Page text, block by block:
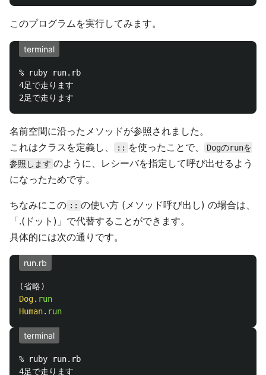
このプログラムを実行してみます。
terminal
% ruby run.rb
4足で走ります
名前空間に沿ったメソッドが参照されました。
これはクラスを定義し、
:: を使ったことで、
Dogのrunを
参照します のように、レシーバを指定して呼び出せるよう
になったためです。
ちなみにこの :: の使い方 (メソッド呼び出し) の場合は、
「.(ドット)」で代替することができます。
具体的には次の通りです。
run.rb
(省略)
Dog. run
Human. run
terminal
% ruby run.rb
4足で走ります